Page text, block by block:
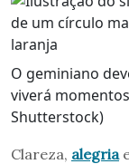
O geminiano
viverá
Shutterstock)
Clareza, alegria